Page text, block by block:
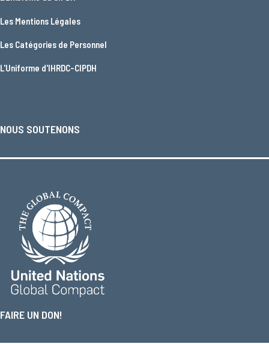
Les Mentions Légales
Les Catégories de Personnel
L'Uniforme d'IHRDC-CIPDH
NOUS SOUTENONS
FAIRE UN DON!